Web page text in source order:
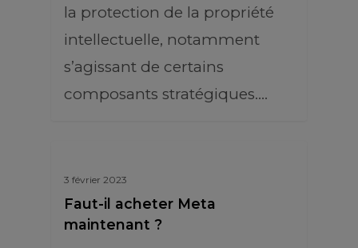
la protection de la propriété
intellectuelle, notamment
s’agissant de certains
composants stratégiques.…
3 février 2023
Faut-il acheter Meta
maintenant ?